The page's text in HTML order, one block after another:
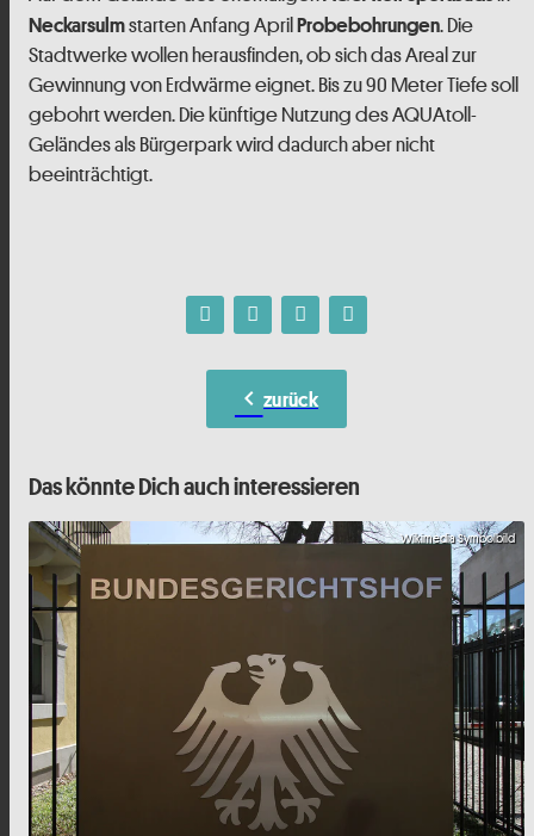
Neckarsulmstarten Anfang AprilProbebohrungen. Die
Stadtwerke wollen herausfinden, ob sich das Areal zur
Gewinnung von Erdwärme eignet. Bis zu 90 Meter Tiefe soll
gebohrt werden. Die künftige Nutzung des AQUAtoll-
Geländes als Bürgerpark wird dadurch aber nicht
beeinträchtigt.
chevron_left zurück
Das könnte Dich auch interessieren
Wikimedia Symbolbild